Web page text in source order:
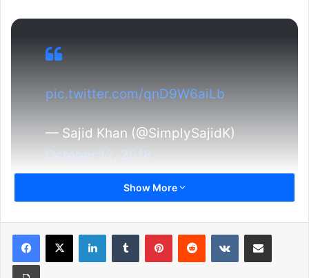
pic.twitter.com/qnD9W6aiLb
— Sajid Khan (@SimplySajidK)
October 12, 2018
रहे हैं. साजिद ने यह भी कहा कि वो आरोपों को सिरे से खारिज कर रहे हैं और सच
को साबित करेंगे.
Show More